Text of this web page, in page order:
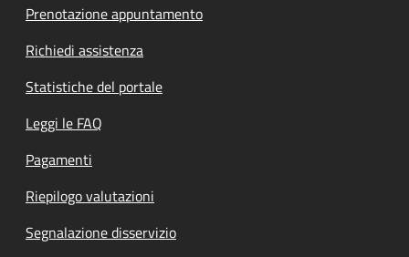
Prenotazione appuntamento
Richiedi assistenza
Statistiche del portale
Leggi le FAQ
Pagamenti
Riepilogo valutazioni
Segnalazione disservizio